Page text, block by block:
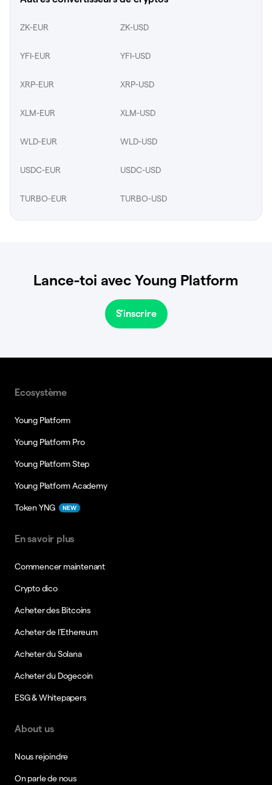
ZK-EUR ZK-USD
YFI-EUR YFI-USD
XRP-EUR XRP-USD
XLM-EUR XLM-USD
WLD-EUR WLD-USD
USDC-EUR USDC-USD
TURBO-EUR TURBO-USD
Lance-toi avec Young Platform
S'inscrire
Ecosystème
Young Platform
Young Platform Pro
Young Platform Step
Young Platform Academy
Token YNG NEW
En savoir plus
Commencer maintenant
Crypto dico
Acheter des Bitcoins
Acheter de l’Ethereum
Acheter du Solana
Acheter du Dogecoin
ESG & Whitepapers
About us
Nous rejoindre
On parle de nous